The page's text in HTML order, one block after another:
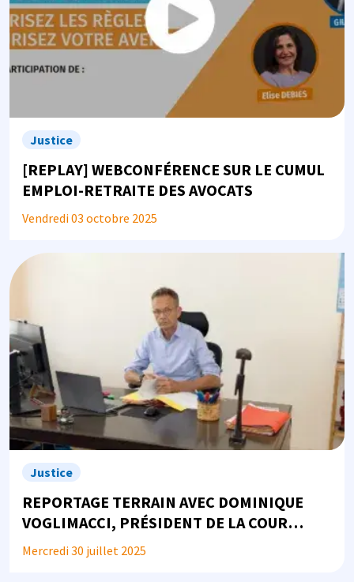
Justice
[REPLAY] WEBCONFÉRENCE SUR LE CUMUL
EMPLOI-RETRAITE DES AVOCATS
Vendredi 03 octobre 2025
Image
Justice
REPORTAGE TERRAIN AVEC DOMINIQUE
VOGLIMACCI, PRÉSIDENT DE LA COUR
D'ASSISES ET DE LA COUR CRIMINELLE DE
BASSE-TERRE, EN GUADELOUPE
Mercredi 30 juillet 2025